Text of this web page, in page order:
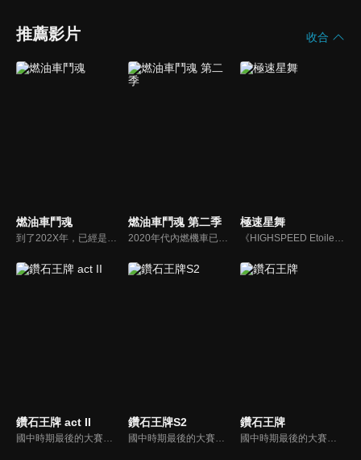
推薦影片 收合
燃油車鬥魂 燃油車鬥魂 第二季
2020年代內燃機車已停產的日本，以汽油為動力「MFG」賽事使全球為之瘋狂。片桐夏向為尋找失蹤的父親來到日本，因想向父親傳達自己的存在而參加MFG賽事。在Porsche、Ferrari、Lamborghini等超跑參賽的局面下，夏向以2.0L無渦輪增壓的Toyota86迎戰敵手。夏向與寄宿家庭獨身女西園寺戀之間的故事、MFG賽車手們互相交流技術及想法，多條故事線同時展開。
極速星舞
鑽石王牌 act II
國中時期最後的大賽中，卻在第一回戰中投出了暴投而輸掉比賽的投手澤村榮純，本來決定要與國中時期的朋友一同考入故鄉的高中，卻被東京的棒球名校青道高中挖角，並在那裡遇見了天才捕手御幸一也、同伴們和比賽對手，為了實現進入甲子園的夢想澤村榮純下定決心加強鍛鍊，努力達到自己的目標。
鑽石王牌S2
國中時期最後的大賽中，卻在第一回戰中投出了暴投而輸掉比賽的投手澤村榮純，本來決定要與國中時期的朋友一同考入故鄉的高中，卻被東京的棒球名校青道高中挖角，並在那裡遇見了天才捕手御幸一也、同伴們和比賽對手，為了實現進入甲子園的夢想澤村榮純下定決心加強鍛鍊，努力達到自己的目標。
鑽石王牌
國中時期最後的大賽中，卻在第一回戰中投出了暴投而輸掉比賽的投手澤村榮純，本來決定要與國中時期的朋友一同考入故鄉的高中，卻被東京的棒球名校青道高中挖角，並在那裡遇見了天才捕手御幸一也、同伴們和比賽對手，為了實現進入甲子園的夢想澤村榮純下定決心加強鍛鍊，努力達到自己的目標。